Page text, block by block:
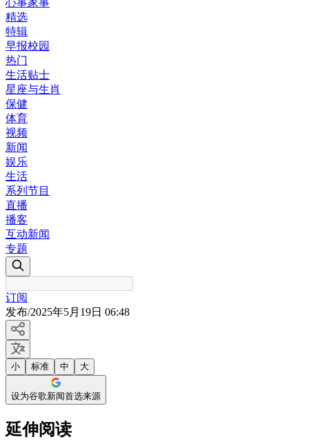
心事家事
精选
特辑
早报校园
热门
生活贴士
星座与生肖
保健
体育
视频
新闻
娱乐
生活
系列节目
直播
播客
互动新闻
专题
订阅
发布/2025年5月19日 06:48
小 标准 中 大
设为谷歌新闻首选来源
延伸阅读